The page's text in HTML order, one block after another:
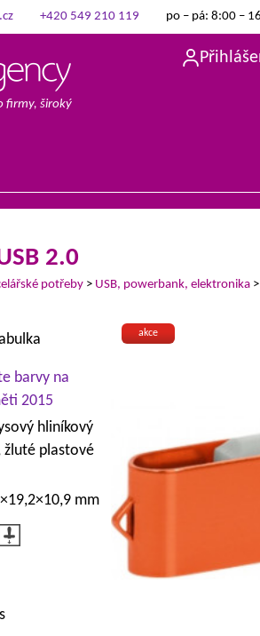
+420 549 210 119 po – pá: 8:00 –
firmy, široký
2.0
potřeby > USB, powerbank, elektronika
akce
barvy na
2015
hliníkový
žluté plastové
mm